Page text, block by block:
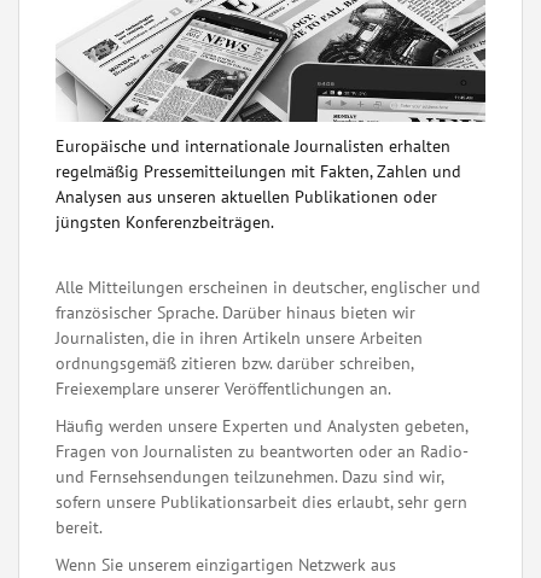
Europäische und internationale Journalisten erhalten
regelmäßig Pressemitteilungen mit Fakten, Zahlen und
Analysen aus unseren aktuellen Publikationen oder
jüngsten Konferenzbeiträgen.
Alle Mitteilungen erscheinen in deutscher, englischer und
französischer Sprache. Darüber hinaus bieten wir
Journalisten, die in ihren Artikeln unsere Arbeiten
ordnungsgemäß zitieren bzw. darüber schreiben,
Freiexemplare unserer Veröffentlichungen an.
Häufig werden unsere Experten und Analysten gebeten,
Fragen von Journalisten zu beantworten oder an Radio-
und Fernsehsendungen teilzunehmen. Dazu sind wir,
sofern unsere Publikationsarbeit dies erlaubt, sehr gern
bereit.
Wenn Sie unserem einzigartigen Netzwerk aus